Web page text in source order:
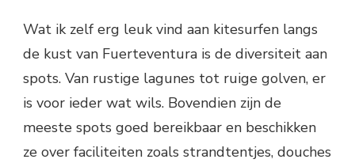
Wat ik zelf erg leuk vind aan kitesurfen langs
de kust van Fuerteventura is de diversiteit aan
spots. Van rustige lagunes tot ruige golven, er
is voor ieder wat wils. Bovendien zijn de
meeste spots goed bereikbaar en beschikken
ze over faciliteiten zoals strandtentjes, douches